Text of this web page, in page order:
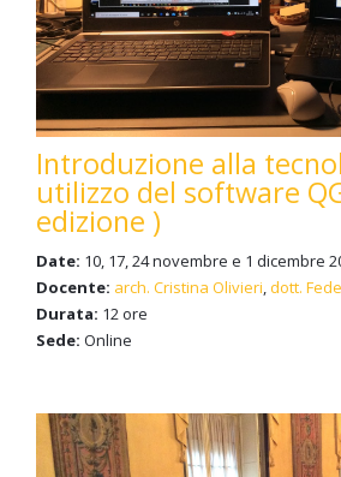
Introduzione alla
utilizzo del software
edizione )
Date: 10, 17, 24 novembre e 1 dicembre
Docente: arch. Cristina Olivieri dott.
Durata: 12 ore
Sede: Online